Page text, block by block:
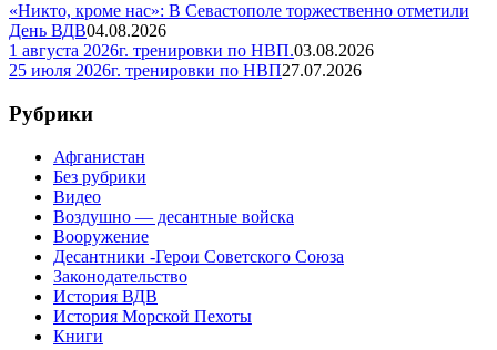
«Никто, кроме нас»: В Севастополе торжественно отметили
День ВДВ04.08.2026
1 августа 2026г. тренировки по НВП.03.08.2026
25 июля 2026г. тренировки по НВП27.07.2026
Рубрики
Афганистан
Без рубрики
Видео
Воздушно — десантные войска
Вооружение
Десантники -Герои Советского Союза
Законодательство
История ВДВ
История Морской Пехоты
Книги